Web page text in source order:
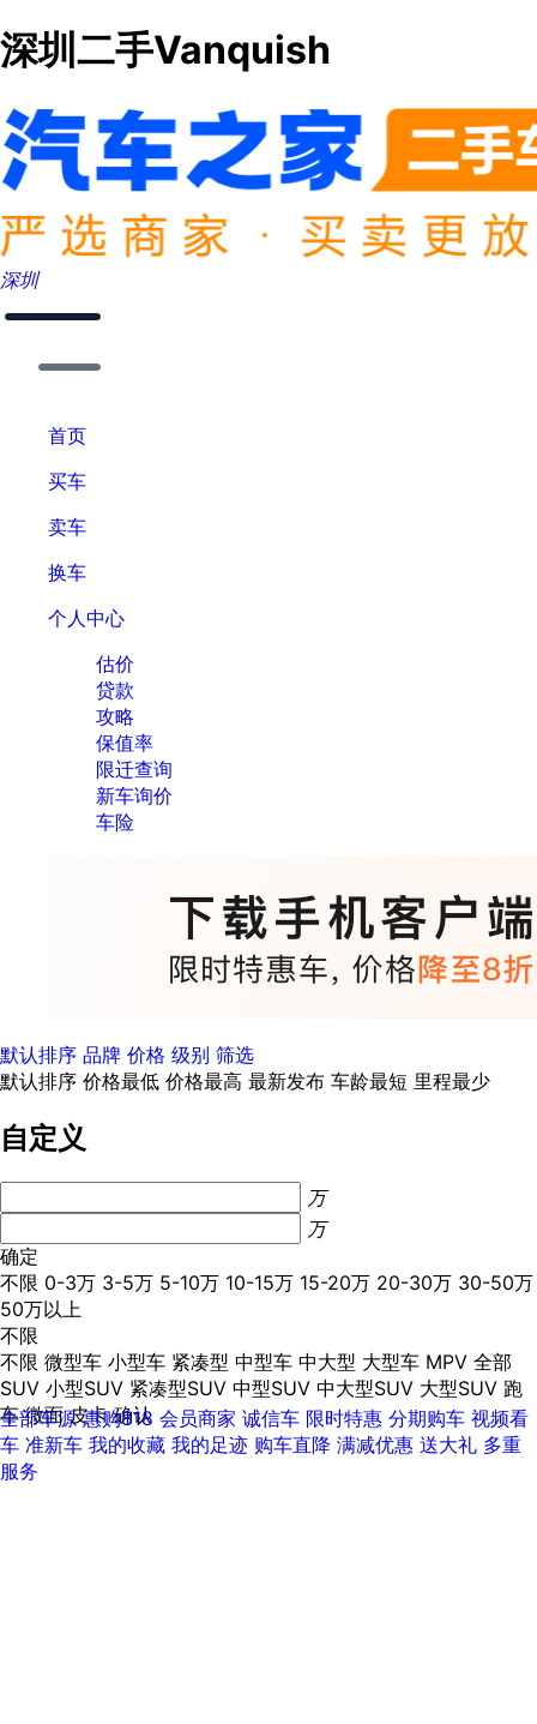
深圳二手Vanquish
深圳
首页
买车
卖车
换车
个人中心
估价
贷款
攻略
保值率
限迁查询
新车询价
车险
默认排序 品牌 价格 级别 筛选
默认排序 价格最低 价格最高 最新发布 车龄最短 里程最少
自定义
万
万
确定
不限 0-3万 3-5万 5-10万 10-15万 15-20万 20-30万 30-50万
50万以上
不限
不限 微型车 小型车 紧凑型 中型车 中大型 大型车 MPV 全部
SUV 小型SUV 紧凑型SUV 中型SUV 中大型SUV 大型SUV 跑
车 微面 皮卡 确认
全部车源 惠购818 会员商家 诚信车 限时特惠 分期购车 视频看
车 准新车 我的收藏 我的足迹 购车直降 满减优惠 送大礼 多重
服务